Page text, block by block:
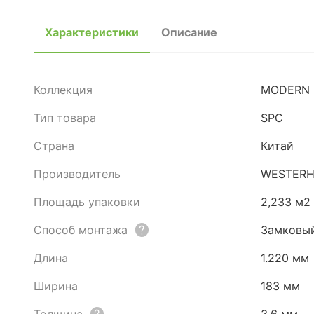
Характеристики Описание
Коллекция
MODERN
Тип товара
SPC
Страна
Китай
Производитель
Площадь упаковки
2,233 м2
Способ монтажа
Длина
1.220 мм
Ширина
183 мм